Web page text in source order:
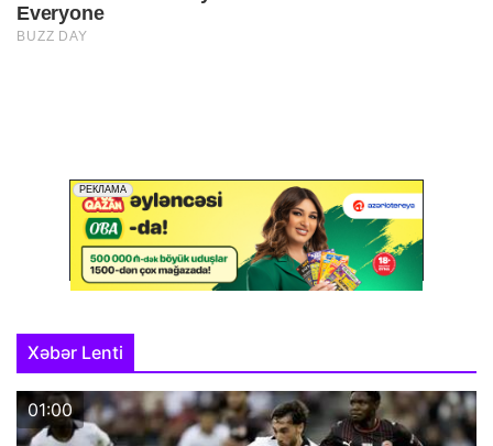
Xəbər Lenti
01:00